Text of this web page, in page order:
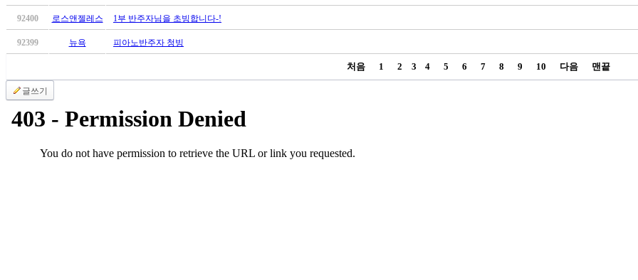
브
국
소
야
우
92400 로스앤젤레스 1부 반주자님을 초빙합니다-!
92399 뉴욕 피아노반주자 청빙
처음 1 2 3 4 5 6 7 8 9 10 다음 맨끝
글쓰기